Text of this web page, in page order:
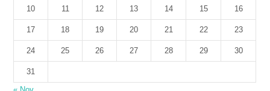
10 11 12 13 14 15 16
17 18 19 20 21 22 23
24 25 26 27 28 29 30
31